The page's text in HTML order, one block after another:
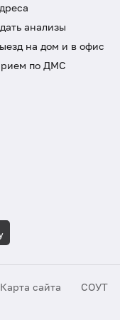
анализы
на дом и в офис
по ДМС
Карта сайта СОУТ